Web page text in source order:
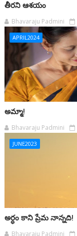
తీరని ఆశయం
Bhavaraju Padmini
APRIL2024
అమ్మా!
Bhavaraju Padmini
JUNE2023
అర్ధం కాని ప్రేమ నాన్నది!
Bhavaraju Padmini